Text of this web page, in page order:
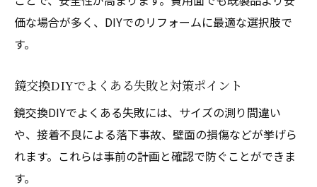
価な場合が多く、DIYでのリフォームに最適な選択肢で
す。
鏡交換DIYでよくある失敗と対策ポイント
鏡交換DIYでよくある失敗には、サイズの測り間違い
や、接着不良による落下事故、壁面の損傷などが挙げら
れます。これらは事前の計画と確認で防ぐことができま
す。